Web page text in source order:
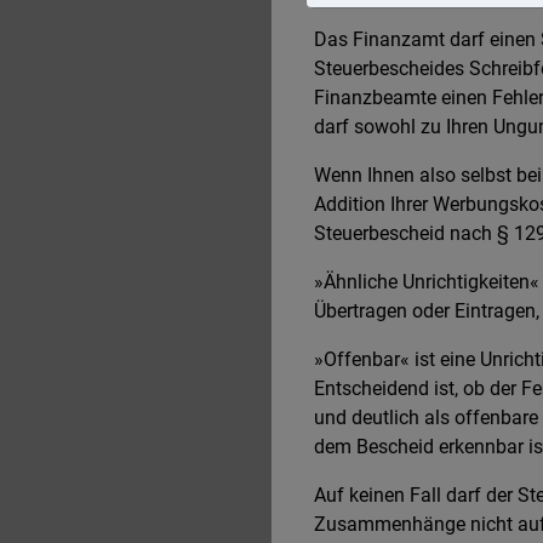
Das Finanzamt darf einen
Steuerbescheides
Finanzbeamte einen
darf sowohl zu Ihren
Wenn Ihnen also selbst
Addition Ihrer
Steuerbescheid nach §
»Ähnliche
Übertragen oder
»Offenbar« ist eine
Entscheidend ist, ob der
und deutlich als
dem Bescheid erkennbar
Auf keinen Fall darf der
Zusammenhänge nicht